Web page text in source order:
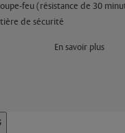
feu (résistance de 30
de sécurité
En savoir plus